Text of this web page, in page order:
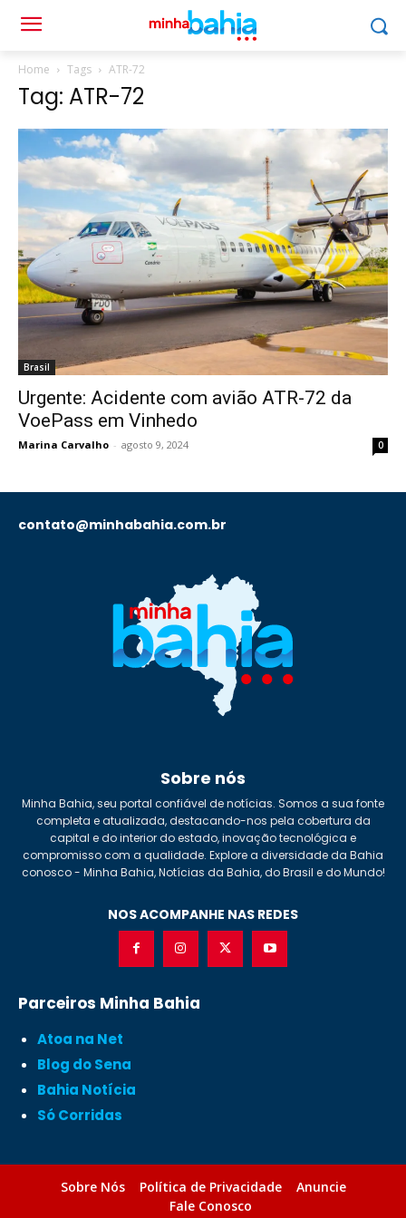
Home Tags ATR-72
Tag: ATR-72
Brasil
Urgente: Acidente com avião ATR-72 da
VoePass em Vinhedo
Marina Carvalho - agosto 9, 2024 0
contato@minhabahia.com.br
Sobre nós
Minha Bahia, seu portal confiável de notícias. Somos a sua fonte
completa e atualizada, destacando-nos pela cobertura da
capital e do interior do estado, inovação tecnológica e
compromisso com a qualidade. Explore a diversidade da Bahia
conosco - Minha Bahia, Notícias da Bahia, do Brasil e do Mundo!
NOS ACOMPANHE NAS REDES
Parceiros Minha Bahia
Atoa na Net
Blog do Sena
Bahia Notícia
Só Corridas
Sobre Nós Política de Privacidade
Anuncie
Fale Conosco